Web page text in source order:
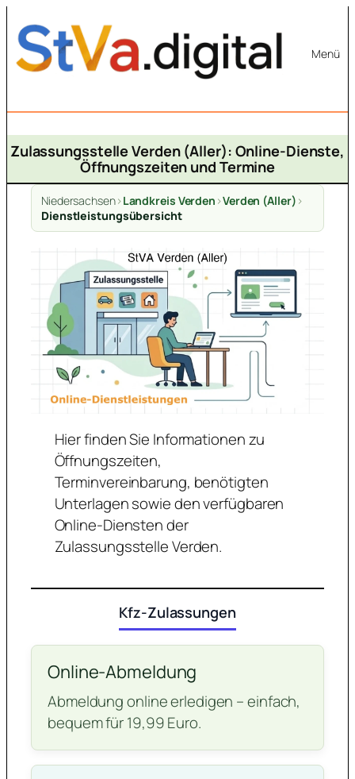
Inhalt
springen
Menü
Zulassungsstelle Verden (Aller): Online-Dienste,
Öffnungszeiten und Termine
Niedersachsen>Landkreis Verden >Verden (Aller) >
Dienstleistungsübersicht
Hier finden Sie Informationen zu
Öffnungszeiten,
Terminvereinbarung, benötigten
Unterlagen sowie den verfügbaren
Online-Diensten der
Zulassungsstelle Verden.
Kfz-Zulassungen
Online-Abmeldung
Abmeldung online erledigen – einfach,
bequem für 19,99 Euro.